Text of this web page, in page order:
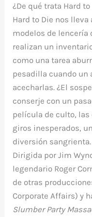
c
e
b
o
o
k
it
te
r
er
e
st
¿De qué trata Hard to
Hard to Die nos lleva
modelos de lencería
realizan un
como una tarea
pesadilla cuando un
acecharlas. ¿El
conserje con un
película de culto, las
giros inesperados,
diversión sangrienta.
Dirigida por Jim
legendario Roger
de otras
Corporate Affairs) y
Slumber Party